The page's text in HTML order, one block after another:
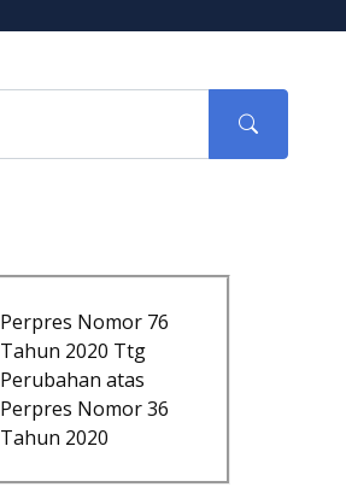
Perpres Nomor 76
Tahun 2020 Ttg
Perubahan atas
Perpres Nomor 36
Tahun 2020